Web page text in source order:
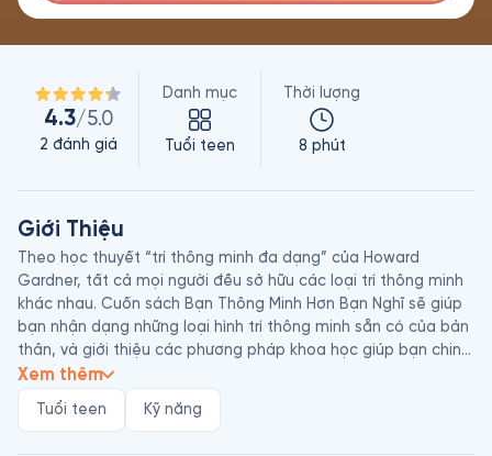
4.3/5.0
2 đánh giá
Danh mục
Tuổi teen
Thời lượng
8 phút
Giới Thiệu
Theo học thuyết “trí thông minh đa dạng” của Howard
Gardner, tất cả mọi người đều sở hữu các loại trí thông minh
khác nhau. Cuốn sách Bạn Thông Minh Hơn Bạn Nghĩ sẽ giúp
bạn nhận dạng những loại hình trí thông minh sẵn có của bản
thân, và giới thiệu các phương pháp khoa học giúp bạn chinh
phục những loại hình trí thông minh còn lại.
Xem thêm
Tuổi teen Kỹ năng